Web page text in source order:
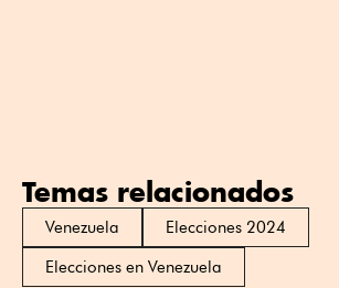
Temas relacionados
Venezuela
Elecciones 2024
Elecciones en Venezuela